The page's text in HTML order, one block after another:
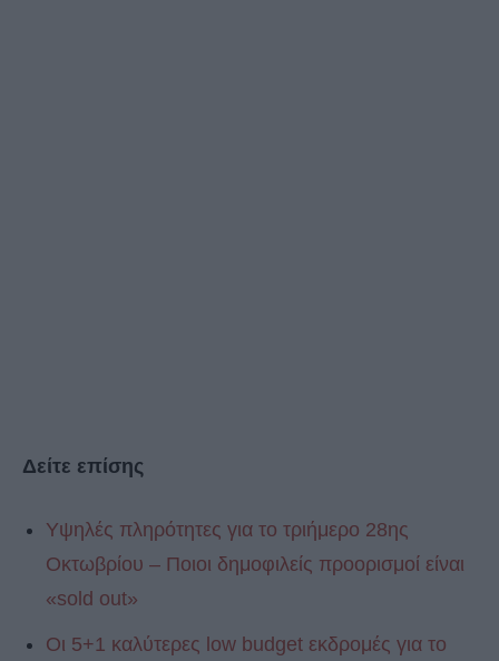
Δείτε επίσης
Υψηλές πληρότητες για το τριήμερο 28ης
Οκτωβρίου – Ποιοι δημοφιλείς προορισμοί είναι
«sold out»
Οι 5+1 καλύτερες low budget εκδρομές για το